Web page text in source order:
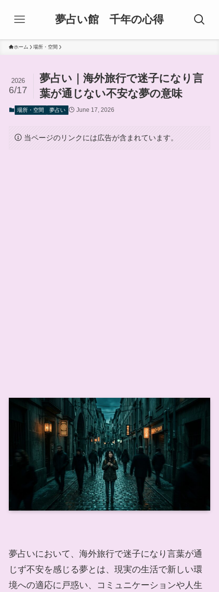
夢占い館 千年の心得
ホーム 場所・空間
夢占い｜海外旅行で迷子になり言
葉が通じない不安な夢の意味
2026
6/17
場所・空間 夢占い June 17, 2026
当ページのリンクには広告が含まれています。
夢占いにおいて、海外旅行で迷子になり言葉が通
じず不安を感じる夢とは、現実の生活で新しい環
境への適応に戸惑い、コミュニケーションや人生